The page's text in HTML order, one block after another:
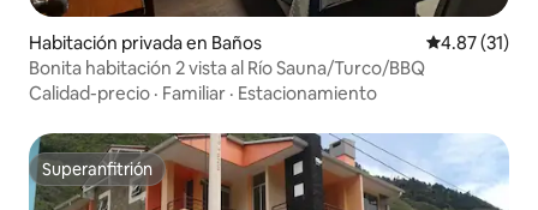
Habitación privada en Baños Calificación
4.87 (31)
Bonita habitación 2 vista al Río Sauna/Turco/BBQ
Calidad-precio · Familiar · Estacionamiento
Superanfitrión
Superanfitrión